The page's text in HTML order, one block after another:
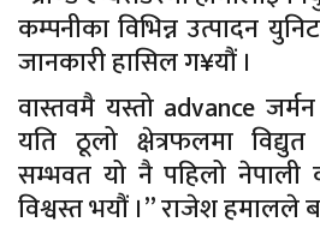
कम्पनीका विभिन्न उत्पादन
जानकारी हासिल ग¥यौं ।
वास्तवमै यस्तो advance जर्मन
यति ठूलो क्षेत्रफलमा
सम्भवत यो नै पहिलो नेपाली
विश्वस्त भयौं ।” राजेश हमालले